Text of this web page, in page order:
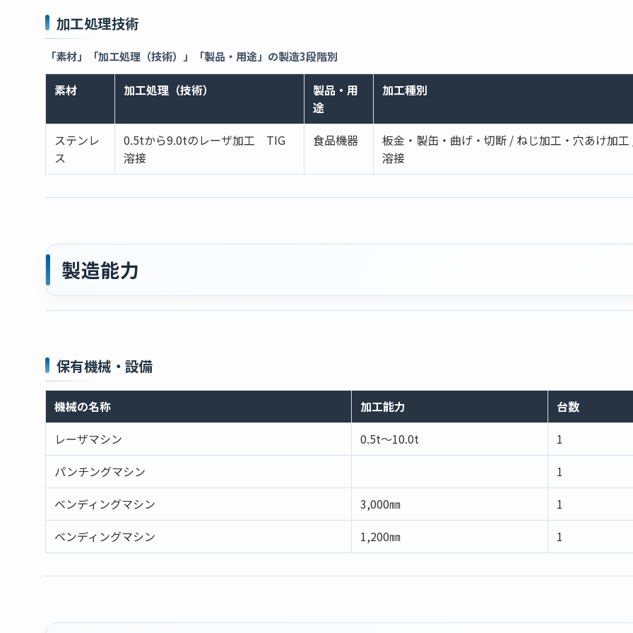
加工処理技術
「素材」「加工処理（技術）」「製品・用途」の製造3段階別
素材 加工処理（技術）
製品・用
途
加工種別
ステンレ
ス
0.5tから9.0tのレーザ加工 TIG
溶接
食品機器
板金・製缶・曲げ・切断 / ねじ加工・穴あけ加
溶接
製造能力
保有機械・設備
機械の名称 加工能力
台数
レーザマシン
0.5t～10.0t
1
パンチングマシン
1
ベンディングマシン
3,000㎜
1
ベンディングマシン
1,200㎜ 1